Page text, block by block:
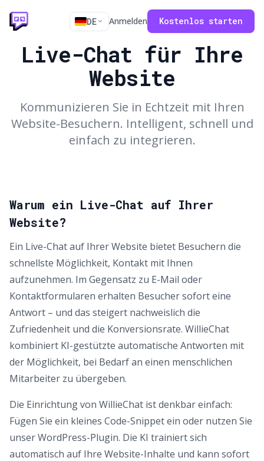
DE Anmelden Kostenlos starten
Live-Chat für Ihre
Website
Kommunizieren Sie in Echtzeit mit Ihren
Website-Besuchern. Intelligent, schnell und
einfach zu integrieren.
Warum ein Live-Chat auf Ihrer
Website?
Ein Live-Chat auf Ihrer Website bietet Besuchern die
schnellste Möglichkeit, Kontakt mit Ihnen
aufzunehmen. Im Gegensatz zu E-Mail oder
Kontaktformularen erhalten Besucher sofort eine
Antwort – und das steigert nachweislich die
Zufriedenheit und die Konversionsrate. WillieChat
kombiniert KI-gestützte automatische Antworten mit
der Möglichkeit, bei Bedarf an einen menschlichen
Mitarbeiter zu übergeben.
Die Einrichtung von WillieChat ist denkbar einfach:
Fügen Sie ein kleines Code-Snippet ein oder nutzen Sie
unser WordPress-Plugin. Die KI trainiert sich
automatisch auf Ihre Website-Inhalte und kann sofort